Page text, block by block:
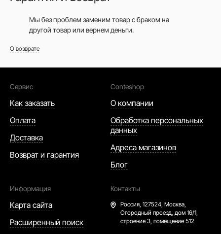
Мы без проблем заменим товар с браком на
другой товар или вернем деньги.
О возврате
Сервис
Как заказать
Оплата
Доставка
Возврат и гарантия
Conteshop
О компании
Обработка персональных
данных
Адреса магазинов
Блог
Информация
Карта сайта
Расширенный поиск
Контакты
Россия, 127524, Москва,
Огородный проезд, дом 16/1,
строение 3, помещение 512